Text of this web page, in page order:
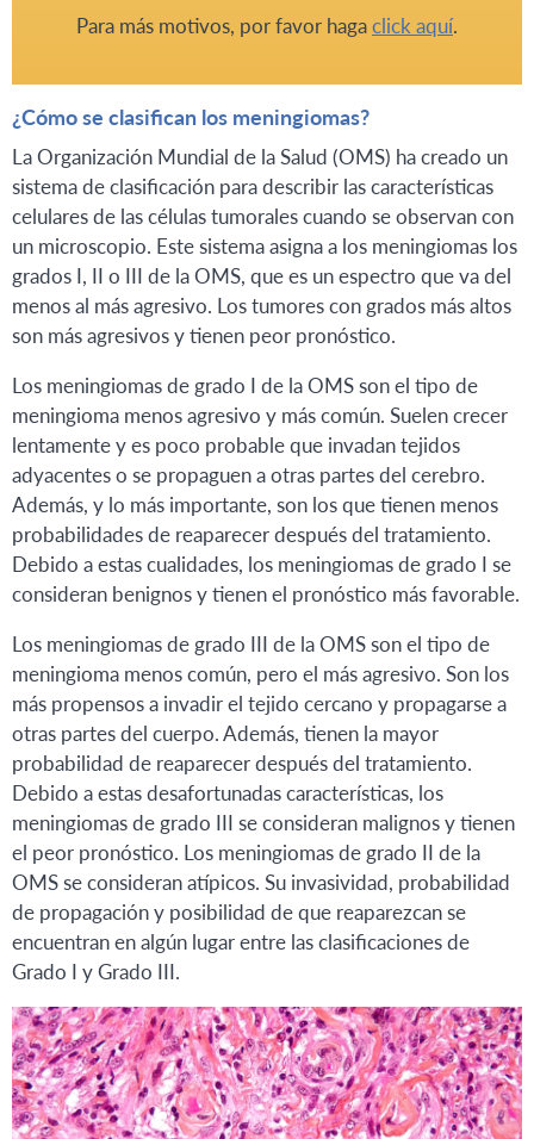
Para más motivos, por favor hagaclick aquí.
¿Cómo se clasifican los meningiomas?
La Organización Mundial de la Salud (OMS) ha creado un
sistema de clasificación para describir las características
celulares de las células tumorales cuando se observan con
un microscopio. Este sistema asigna a los meningiomas los
grados I, II o III de la OMS, que es un espectro que va del
menos al más agresivo. Los tumores con grados más altos
son más agresivos y tienen peor pronóstico.
Los meningiomas de grado I de la OMS son el tipo de
meningioma menos agresivo y más común. Suelen crecer
lentamente y es poco probable que invadan tejidos
adyacentes o se propaguen a otras partes del cerebro.
Además, y lo más importante, son los que tienen menos
probabilidades de reaparecer después del tratamiento.
Debido a estas cualidades, los meningiomas de grado I se
consideran benignos y tienen el pronóstico más favorable.
Los meningiomas de grado III de la OMS son el tipo de
meningioma menos común, pero el más agresivo. Son los
más propensos a invadir el tejido cercano y propagarse a
otras partes del cuerpo. Además, tienen la mayor
probabilidad de reaparecer después del tratamiento.
Debido a estas desafortunadas características, los
meningiomas de grado III se consideran malignos y tienen
el peor pronóstico. Los meningiomas de grado II de la
OMS se consideran atípicos. Su invasividad, probabilidad
de propagación y posibilidad de que reaparezcan se
encuentran en algún lugar entre las clasificaciones de
Grado I y Grado III.